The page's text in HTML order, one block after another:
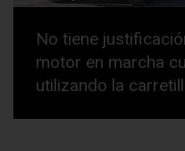
No tiene
motor en marcha
utilizando la